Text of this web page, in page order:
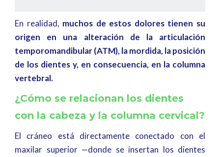
En realidad, muchos de estos dolores tienen su
origen en una alteración de la articulación
temporomandibular (ATM), la mordida, la posición
de los dientes y, en consecuencia, en la columna
vertebral.
¿Cómo se relacionan los dientes
con la cabeza y la columna cervical?
El cráneo está directamente conectado con el
maxilar superior —donde se insertan los dientes